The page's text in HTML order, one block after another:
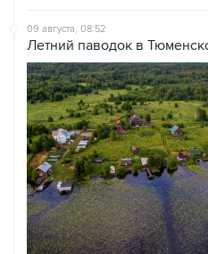
09 августа, 08:52
Летний паводок в